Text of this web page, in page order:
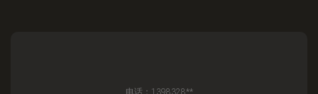
电话：1398328**